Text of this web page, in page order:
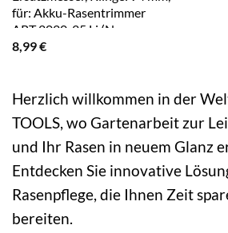
für: Akku-Rasentrimmer
ART 2020-25 Li (Nr.
1120389) – rot
8,99€
Herzlich willkommen in der
TOOLS, wo Gartenarbeit zur
und Ihr Rasen in neuem Glanz
Entdecken Sie innovative
Rasenpflege, die Ihnen Zeit
bereiten.